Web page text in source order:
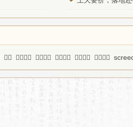
东被 高高在上 鸿毳沉舟 摧枯拉腐 损之又损 合作无间